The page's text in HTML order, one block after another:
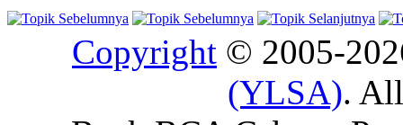
Copyright © 2005-
(YLSA).